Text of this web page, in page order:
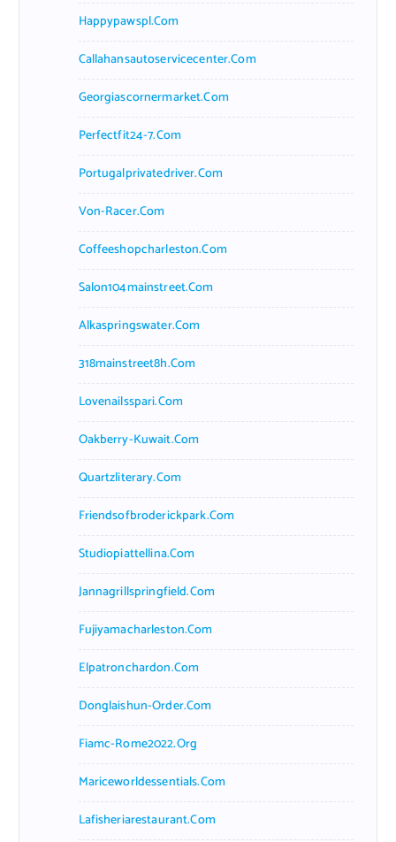
Happypawspl.com
Callahansautoservicecenter.com
Georgiascornermarket.com
Perfectfit24-7.com
Portugalprivatedriver.com
Von-Racer.com
Coffeeshopcharleston.com
Salon104mainstreet.com
Alkaspringswater.com
318mainstreet8h.com
Lovenailsspari.com
Oakberry-Kuwait.com
Quartzliterary.com
Friendsofbroderickpark.com
Studiopiattellina.com
Jannagrillspringfield.com
Fujiyamacharleston.com
Elpatronchardon.com
Donglaishun-Order.com
Fiamc-Rome2022.org
Mariceworldessentials.com
Lafisheriarestaurant.com